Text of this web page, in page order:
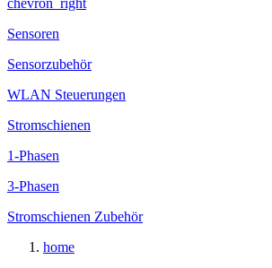
Sensoren
Sensorzubehör
WLAN Steuerungen
Stromschienen
1-Phasen
3-Phasen
Stromschienen Zubehör
home